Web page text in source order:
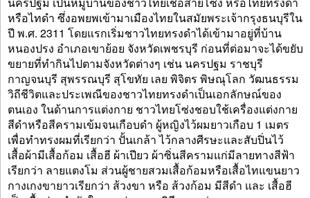
หรือไทดำ ซึ่งอพยพเข้ามาเมืองไทยในสมัยพระเจ้ากรุงธนบุรีใน
ปี พ.ศ. 2311 โดยแรกเริ่มชาวไทยทรงดำได้เข้ามาอยู่ที่บ้าน
หนองปรง อำเภอเขาย้อย จังหวัดเพชรบุรี ก่อนที่ต่อมาจะได้ขยับ
ขยายที่ทำกินไปตามจังหวัดต่างๆ เช่น นครปฐม ราชบุรี
กาญจนบุรี สุพรรณบุรี สุโขทัย เลย พิจิตร พิษณุโลก วัฒนธรรม
วิถีชีวิตและประเพณีของชาวไทยทรงดำเป็นเอกลักษณ์ของ
ตนเอง ในด้านการแต่งกาย ชาวไทยโซ่งชอบใช้เครื่องแต่งกาย
สีดำหรือสีครามเข้มจนเกือบดำ ผู้หญิงไว้ผมยาวเกือบ 1 เมตร
เพื่อทำทรงผมที่เรียกว่า ปั้นเกล้า ไว้กลางศีรษะและสับปิ่นไว้
เสื้อผ้ามีเสื้อก้อม เสื้อฮี ผ้าเปียว ผ้าซิ่นสีครามแก่มีลายทางสีฟ้า
เรียกว่า ลายแตงโม ส่วนผู้ชายสวมเสื้อก้อมหรือเสื้อไทแขนยาว
กางเกงขายาวเรียกว่า ส้วงขา หรือ ส้วงก้อม มีสีดำ และ เสื้อฮี